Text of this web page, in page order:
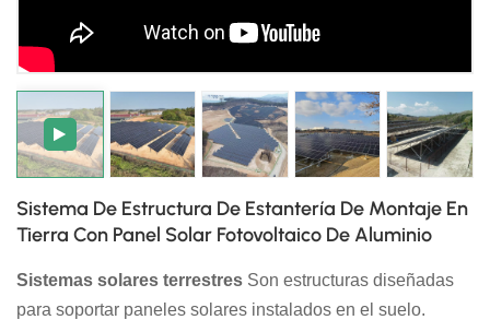
日本語
Sistema De Estructura De Estantería De Montaje En
Tierra Con Panel Solar Fotovoltaico De Aluminio
Sistemas solares terrestres Son estructuras diseñadas
para soportar paneles solares instalados en el suelo.